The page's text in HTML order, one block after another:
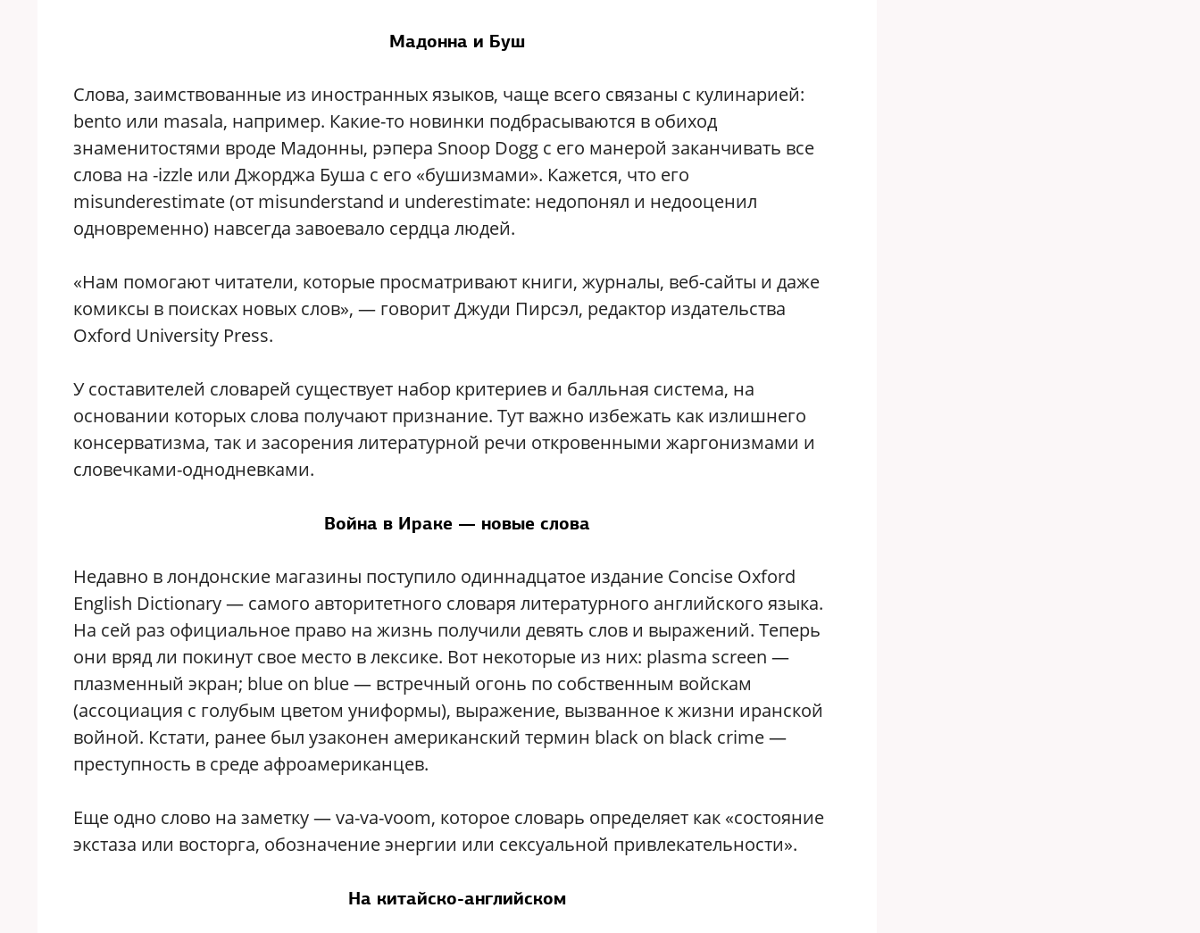
Мадонна и Буш
Слова, заимствованные из иностранных языков, чаще всего cвязаны с кулинарией:
bento или masala, например. Какие-то новинки подбрасываются в обиход
знаменитостями вроде Мадонны, рэпера Snoop Dogg с его манерой заканчивать все
слова на -izzle или Джорджа Буша с его «бушизмами». Кажется, что его
misunderestimate (от misunderstand и underestimate: недопонял и недооценил
одновременно) навсегда завоевало сердца людей.
«Нам помогают читатели, которые просматривают книги, журналы, веб-сайты и даже
комиксы в поисках новых слов», — говорит Джуди Пирсэл, редактор издательства
Oxford University Press.
У составителей словарей существует набор критериев и балльная система, на
основании которых слова получают признание. Тут важно избежать как излишнего
консерватизма, так и засорения литературной речи откровенными жаргонизмами и
словечками-однодневками.
Война в Ираке — новые слова
Недавно в лондонские магазины поступило одиннадцатое издание Concise Oxford
English Dictionary — самого авторитетного словаря литературного английского языка.
На сей раз официальное право на жизнь получили девять слов и выражений. Теперь
они вряд ли покинут свое место в лексике. Вот некоторые из них: plasma screen —
плазменный экран; blue on blue — встречный огонь по собственным войскам
(ассоциация с голубым цветом униформы), выражение, вызванное к жизни иранской
войной. Кстати, ранее был узаконен американский термин black on black crime —
преступность в среде афроамериканцев.
Еще одно слово на заметку — va-va-voom, которое словарь определяет как «состояние
экстаза или восторга, обозначение энергии или сексуальной привлекательности».
На китайско-английском